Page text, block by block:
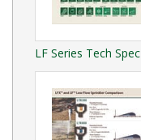
LF Series Tech Spec